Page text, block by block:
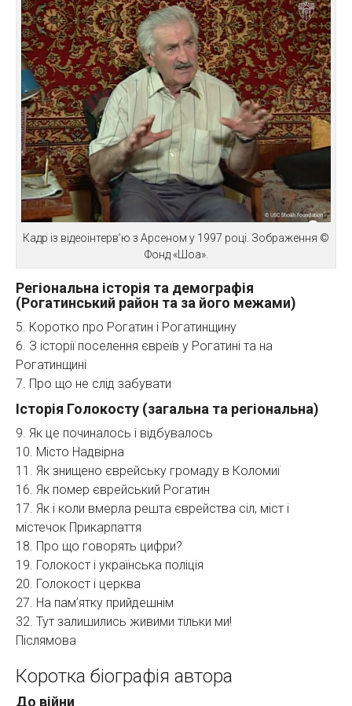
Кадр із відеоінтерв’ю з Арсеном у 1997 році. Зображення ©
Фонд «Шоа».
Регіональна історія та демографія
(Рогатинський район та за його межами)
5. Коротко про Рогатин і Рогатинщину
6. З історії поселення євреїв у Рогатині та на
Рогатинщині
7. Про що не слід забувати
Історія Голокосту (загальна та регіональна)
9. Як це починалось і відбувалось
10. Місто Надвірна
11. Як знищено єврейську громаду в Коломиї
16. Як помер єврейський Рогатин
17. Як і коли вмерла решта єврейства сіл, міст і
містечок Прикарпаття
18. Про що говорять цифри?
19. Голокост і українська поліція
20. Голокост і церква
27. На пам’ятку прийдешнім
32. Тут залишились живими тільки ми!
Післямова
Коротка біографія автора
До війни